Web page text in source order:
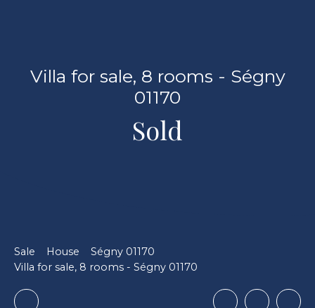
Villa for sale, 8 rooms - Ségny
01170
Sold
Sale House
Ségny 01170
Villa for sale, 8 rooms - Ségny 01170